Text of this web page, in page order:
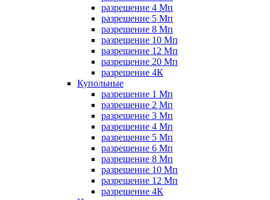
разрешение 4 Мп
разрешение 5 Мп
разрешение 8 Мп
разрешение 10 Мп
разрешение 12 Мп
разрешение 20 Мп
разрешение 4К
Купольные
разрешение 1 Мп
разрешение 2 Мп
разрешение 3 Мп
разрешение 4 Мп
разрешение 5 Мп
разрешение 6 Мп
разрешение 8 Мп
разрешение 10 Мп
разрешение 12 Мп
разрешение 4К